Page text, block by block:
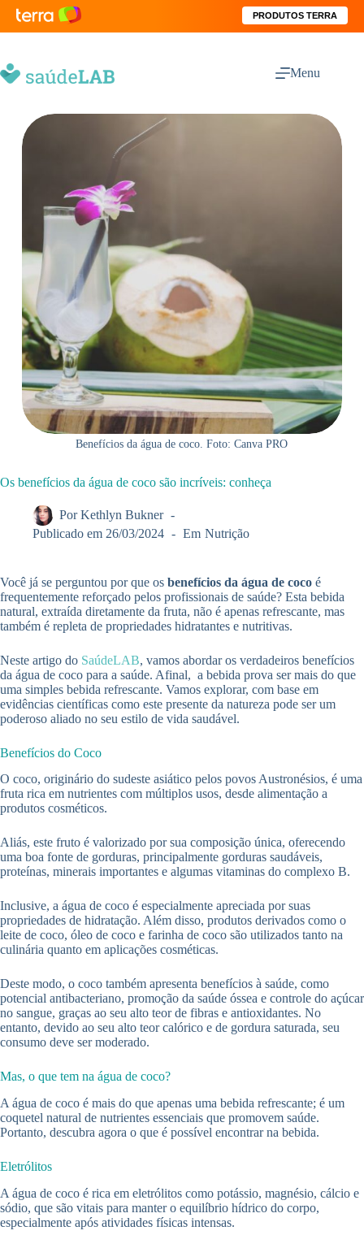
PRODUTOS TERRA
Menu
Benefícios da água de coco. Foto: Canva PRO
Os benefícios da água de coco são incríveis: conheça
Por Kethlyn Bukner
Publicado em 26/03/2024 Em Nutrição
Você já se perguntou por que os benefícios da água de coco é
frequentemente reforçado pelos profissionais de saúde? Esta bebida
natural, extraída diretamente da fruta, não é apenas refrescante, mas
também é repleta de propriedades hidratantes e nutritivas.
Neste artigo do SaúdeLAB, vamos abordar os verdadeiros benefícios
da água de coco para a saúde. Afinal, a bebida prova ser mais do que
uma simples bebida refrescante. Vamos explorar, com base em
evidências científicas como este presente da natureza pode ser um
poderoso aliado no seu estilo de vida saudável.
Benefícios do Coco
O coco, originário do sudeste asiático pelos povos Austronésios, é uma
fruta rica em nutrientes com múltiplos usos, desde alimentação a
produtos cosméticos.
Aliás, este fruto é valorizado por sua composição única, oferecendo
uma boa fonte de gorduras, principalmente gorduras saudáveis,
proteínas, minerais importantes e algumas vitaminas do complexo B.
Inclusive, a água de coco é especialmente apreciada por suas
propriedades de hidratação. Além disso, produtos derivados como o
leite de coco, óleo de coco e farinha de coco são utilizados tanto na
culinária quanto em aplicações cosméticas.
Deste modo, o coco também apresenta benefícios à saúde, como
potencial antibacteriano, promoção da saúde óssea e controle do açúcar
no sangue, graças ao seu alto teor de fibras e antioxidantes. No
entanto, devido ao seu alto teor calórico e de gordura saturada, seu
consumo deve ser moderado.
Mas, o que tem na água de coco?
A água de coco é mais do que apenas uma bebida refrescante; é um
coquetel natural de nutrientes essenciais que promovem saúde.
Portanto, descubra agora o que é possível encontrar na bebida.
Eletrólitos
A água de coco é rica em eletrólitos como potássio, magnésio, cálcio e
sódio, que são vitais para manter o equilíbrio hídrico do corpo,
especialmente após atividades físicas intensas.